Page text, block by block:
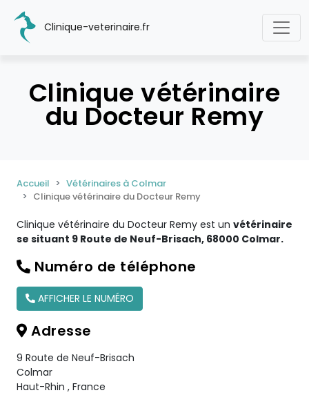
Clinique-veterinaire.fr
Clinique vétérinaire
du Docteur Remy
Accueil
Vétérinaires à Colmar
Clinique vétérinaire du Docteur Remy
Clinique vétérinaire du Docteur Remy est un vétérinaire
se situant 9 Route de Neuf-Brisach, 68000 Colmar.
Numéro de téléphone
AFFICHER LE NUMÉRO
Adresse
9 Route de Neuf-Brisach
Colmar
Haut-Rhin , France